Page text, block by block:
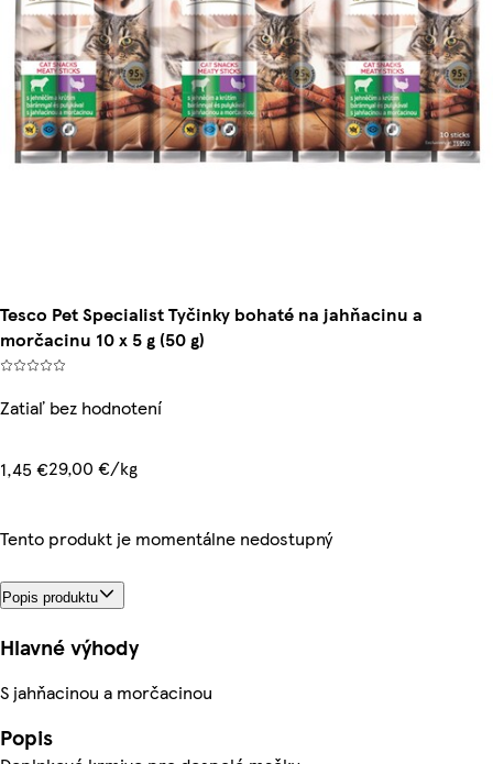
Tesco Pet Specialist Tyčinky bohaté na jahňacinu a
morčacinu 10 x 5 g (50 g)
Zatiaľ bez hodnotení
1,45 €29,00 €/kg
Tento produkt je momentálne nedostupný
Popis produktu
Hlavné výhody
S jahňacinou a morčacinou
Popis